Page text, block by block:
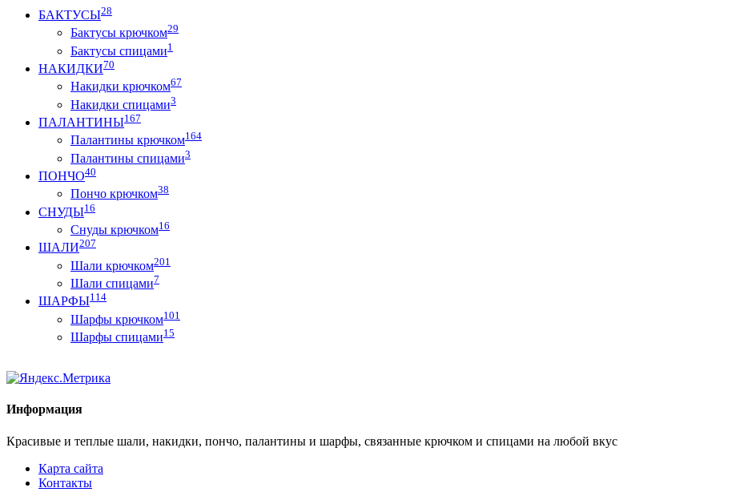
БАКТУСЫ28
Бактусы крючком29
Бактусы спицами1
НАКИДКИ70
Накидки крючком67
Накидки спицами3
ПАЛАНТИНЫ167
Палантины крючком164
Палантины спицами3
ПОНЧО40
Пончо крючком38
СНУДЫ16
Снуды крючком16
ШАЛИ207
Шали крючком201
Шали спицами7
ШАРФЫ114
Шарфы крючком101
Шарфы спицами15
Информация
Красивые и теплые шали, накидки, пончо, палантины и шарфы, связанные крючком и спицами на любой вкус
Карта сайта
Контакты